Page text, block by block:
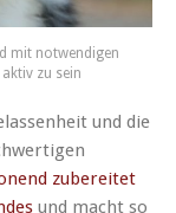
mit notwendigen
zu sein
und die
zubereitet
und macht so